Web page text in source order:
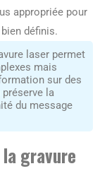
appropriée pour
définis.
laser permet
mais
sur des
la
du message
gravure